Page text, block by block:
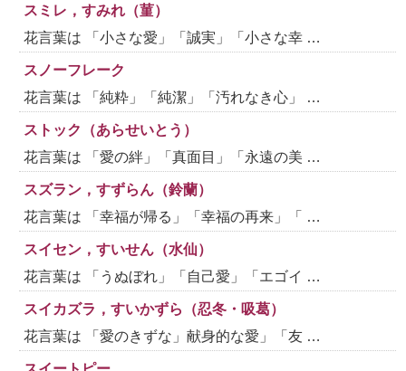
スミレ，すみれ（菫）
花言葉は 「小さな愛」「誠実」「小さな幸 …
スノーフレーク
花言葉は 「純粋」「純潔」「汚れなき心」 …
ストック（あらせいとう）
花言葉は 「愛の絆」「真面目」「永遠の美 …
スズラン，すずらん（鈴蘭）
花言葉は 「幸福が帰る」「幸福の再来」「 …
スイセン，すいせん（水仙）
花言葉は 「うぬぼれ」「自己愛」「エゴイ …
スイカズラ，すいかずら（忍冬・吸葛）
花言葉は 「愛のきずな」献身的な愛」「友 …